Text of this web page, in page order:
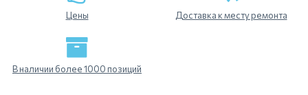
Цены Доставка к месту ремонта
В наличии более 1000 позиций